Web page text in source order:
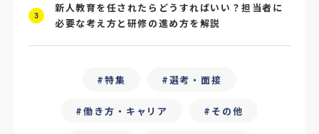
#ChatGPT #タイパ #就活動向
#フリーランス保護新法 #デイワーク
#雇用型ギグワーク #面接
3
新人教育を任されたらどうすればいい？担当者に
必要な考え方と研修の進め方を解説
特集 選考・面接
働き方・キャリア その他